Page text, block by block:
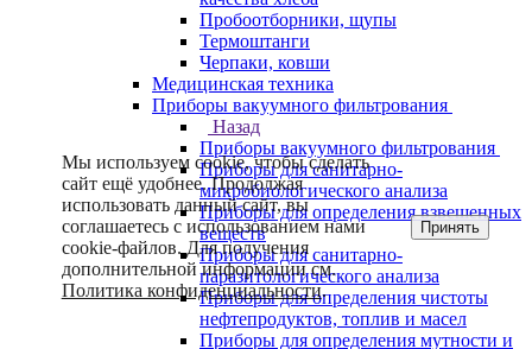
Пробоотборники, щупы
Термоштанги
Черпаки, ковши
Медицинская техника
Приборы вакуумного фильтрования
Назад
Приборы вакуумного фильтрования
Приборы для санитарно-
микробиологического анализа
Приборы для определения взвешенных
веществ
Приборы для санитарно-
паразитологического анализа
Приборы для определения чистоты
нефтепродуктов, топлив и масел
Приборы для определения мутности и
Мы используем cookie, чтобы сделать
сайт ещё удобнее. Продолжая
использовать данный сайт, вы
соглашаетесь с использованием нами
cookie-файлов. Для получения
дополнительной информации см.
Политика конфиденциальности.
Принять